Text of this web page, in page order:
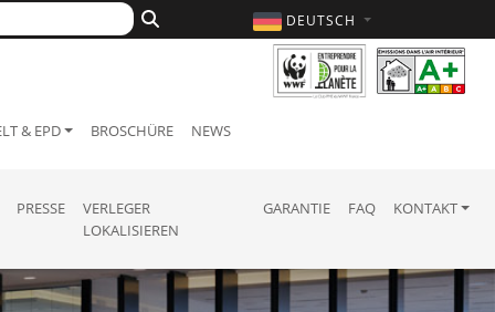
DEUTSCH
& EPD BROSCHÜRE NEWS
PRESSE
VERLEGER
LOKALISIEREN
GARANTIE FAQ KONTAKT